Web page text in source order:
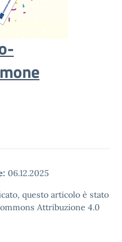
06.12.2025
questo articolo è stato
Attribuzione 4.0